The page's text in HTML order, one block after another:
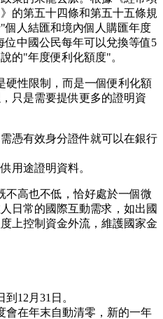
的第五十四條和第五十五條規
個人結匯和境內個人購匯年度
中國公民每年可以兌換等值5
的"年度便利化額度"。
硬性限制，而是一個便利化額
只是需要提供更多的證明資
憑有效身分證件就可以在銀行
用途證明資料。
不高也不低，恰好處於一個微
日常的國際互動需求，如出國
上控制資金外流，維護國家金
12月31日。
會在年末自動清零，新的一年